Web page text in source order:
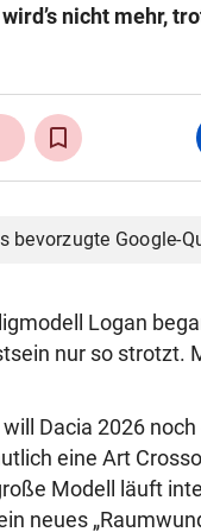
nicht mehr,
bevorzugte Google-
Logan
nur so strotzt.
Dacia 2026
eine Art
Modell läuft
neues